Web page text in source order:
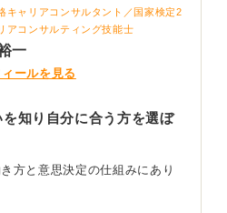
キャリアコンサルタント／国家検定2
アコンサルティング技能士
一
ールを見る
知り自分に合う方を選ぼ
方と意思決定の仕組みにあり